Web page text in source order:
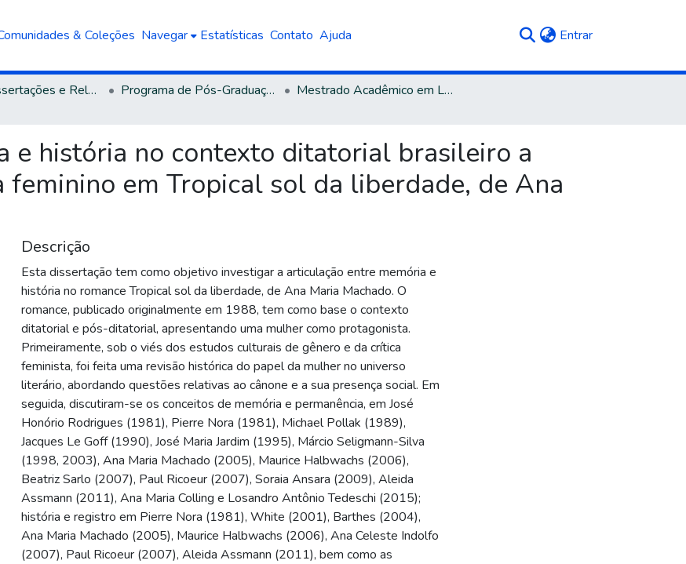
& Coleções Navegar Estatísticas Contato Ajuda Entrar(current)
Teses, Dissertações e Relatórios defendidos na UCS Programa de Pós-Graduação em Letras
Mestrado Acadêmico em Letras e Cultura
e história no contexto ditatorial brasileiro a
em Tropical sol da liberdade, de Ana
Descrição
Esta dissertação tem como objetivo investigar a articulação entre memória e
história no romance Tropical sol da liberdade, de Ana Maria Machado. O
romance, publicado originalmente em 1988, tem como base o contexto
ditatorial e pós-ditatorial, apresentando uma mulher como protagonista.
Primeiramente, sob o viés dos estudos culturais de gênero e da crítica
feminista, foi feita uma revisão histórica do papel da mulher no universo
literário, abordando questões relativas ao cânone e a sua presença social. Em
seguida, discutiram-se os conceitos de memória e permanência, em José
Honório Rodrigues (1981), Pierre Nora (1981), Michael Pollak (1989),
Jacques Le Goff (1990), José Maria Jardim (1995), Márcio Seligmann-Silva
(1998, 2003), Ana Maria Machado (2005), Maurice Halbwachs (2006),
Beatriz Sarlo (2007), Paul Ricoeur (2007), Soraia Ansara (2009), Aleida
Assmann (2011), Ana Maria Colling e Losandro Antônio Tedeschi (2015);
história e registro em Pierre Nora (1981), White (2001), Barthes (2004),
Ana Maria Machado (2005), Maurice Halbwachs (2006), Ana Celeste Indolfo
(2007), Paul Ricoeur (2007), Aleida Assmann (2011), bem como as